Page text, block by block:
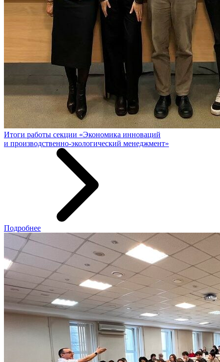
Итоги работы секции «Экономика инноваций
и производственно-экологический менеджмент»
Подробнее